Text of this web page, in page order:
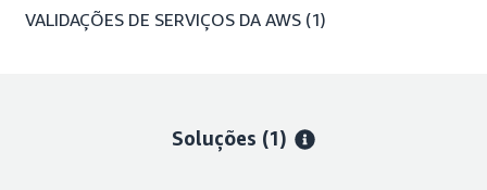
VALIDAÇÕES DE SERVIÇOS DA AWS (1)
Soluções (1)